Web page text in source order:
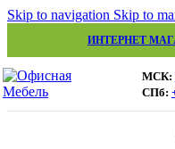
Skip to navigation Skip to
ИНТЕРНЕТ
МСК:
СПб: